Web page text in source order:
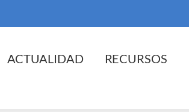
ACTUALIDAD RECURSOS